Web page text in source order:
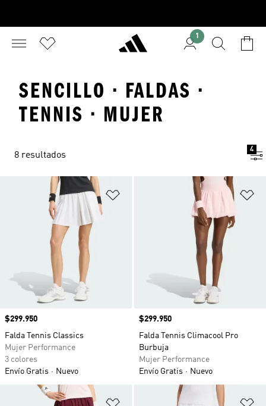
1
SENCILLO · FALDAS ·
TENNIS · MUJER
8 resultados
4
Añadir a la lista de deseos
Precio
$299.950
Falda Tennis Classics
Mujer Performance
3 colores
Envío Gratis
Nuevo
Precio
$299.950
Falda Tennis Climacool Pro
Burbuja
Mujer Performance
Envío Gratis
Nuevo
Añadir a la lista de deseos